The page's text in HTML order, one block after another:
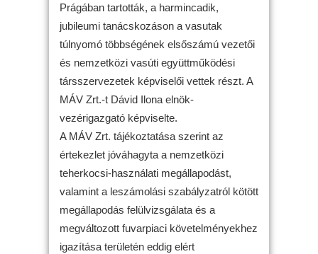
Prágában tartották, a harmincadik,
jubileumi tanácskozáson a vasutak
túlnyomó többségének elsőszámú vezetői
és nemzetközi vasúti együttműködési
társszervezetek képviselői vettek részt. A
MÁV Zrt.-t Dávid Ilona elnök-
vezérigazgató képviselte.
A MÁV Zrt. tájékoztatása szerint az
értekezlet jóváhagyta a nemzetközi
teherkocsi-használati megállapodást,
valamint a leszámolási szabályzatról kötött
megállapodás felülvizsgálata és a
megváltozott fuvarpiaci követelményekhez
igazítása területén eddig elért